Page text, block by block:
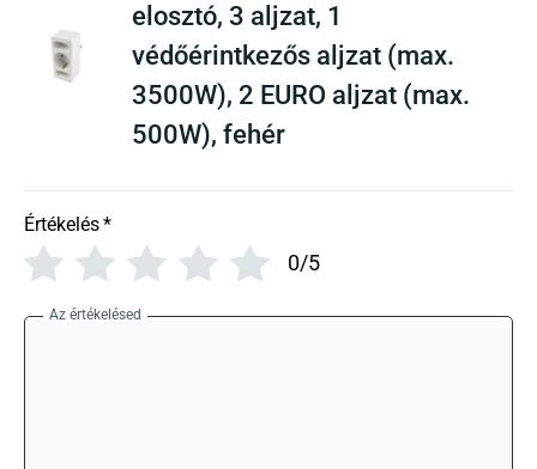
elosztó, 3 aljzat, 1
védőérintkezős aljzat (max.
3500W), 2 EURO aljzat (max.
500W), fehér
Értékelés*
0/5
Az értékelésed